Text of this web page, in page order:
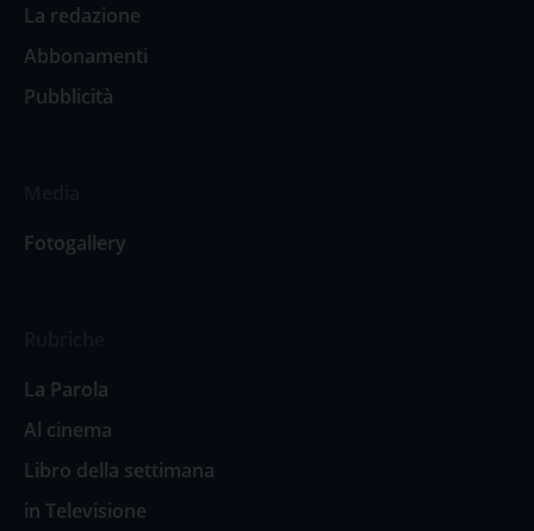
La redazione
Abbonamenti
Pubblicità
Fotogallery
La Parola
Al cinema
Libro della settimana
in Televisione